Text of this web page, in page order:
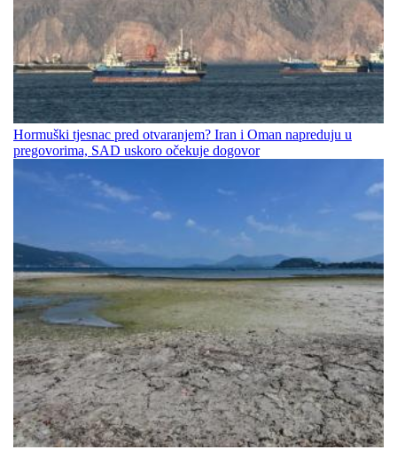
Hormuški tjesnac pred otvaranjem? Iran i Oman napreduju u
pregovorima, SAD uskoro očekuje dogovor